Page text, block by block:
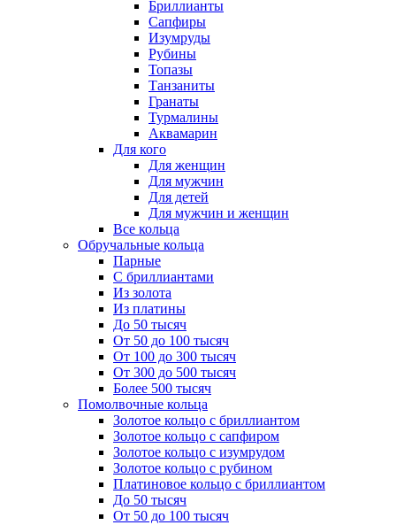
Бриллианты
Сапфиры
Изумруды
Рубины
Топазы
Танзаниты
Гранаты
Турмалины
Аквамарин
Для кого
Для женщин
Для мужчин
Для детей
Для мужчин и женщин
Все кольца
Обручальные кольца
Парные
С бриллиантами
Из золота
Из платины
До 50 тысяч
От 50 до 100 тысяч
От 100 до 300 тысяч
От 300 до 500 тысяч
Более 500 тысяч
Помолвочные кольца
Золотое кольцо с бриллиантом
Золотое кольцо с сапфиром
Золотое кольцо с изумрудом
Золотое кольцо с рубином
Платиновое кольцо с бриллиантом
До 50 тысяч
От 50 до 100 тысяч